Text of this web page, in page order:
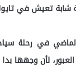
شابة تعيش في
الماضي في رحلة
لأن وجهها